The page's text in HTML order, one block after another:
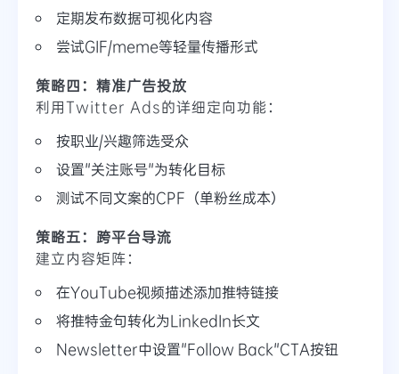
定期发布数据可视化内容
尝试GIF/meme等轻量传播形式
策略四：精准广告投放
利用Twitter Ads的详细定向功能：
按职业/兴趣筛选受众
设置"关注账号"为转化目标
测试不同文案的CPF（单粉丝成本）
策略五：跨平台导流
建立内容矩阵：
在YouTube视频描述添加推特链接
将推特金句转化为LinkedIn长文
Newsletter中设置"Follow Back"CTA按钮